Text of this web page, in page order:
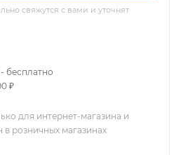
свяжутся с вами и уточнят
бесплатно
₽
для интернет-магазина и
в розничных магазинах